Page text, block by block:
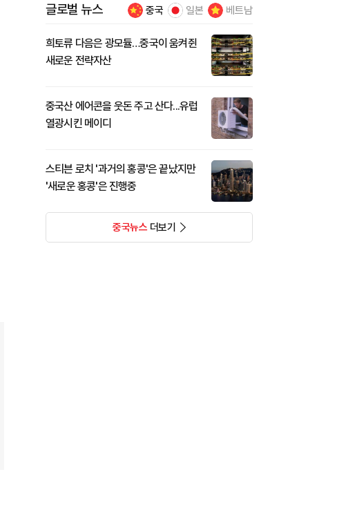
글로벌 뉴스 중국 일본 베트남
희토류 다음은 광모듈…중국이 움켜쥔
새로운 전략자산
중국산 에어콘을 웃돈 주고 산다...유럽
열광시킨 메이디
스티븐 로치 '과거의 홍콩'은 끝났지만
'새로운 홍콩'은 진행중
중국뉴스더보기